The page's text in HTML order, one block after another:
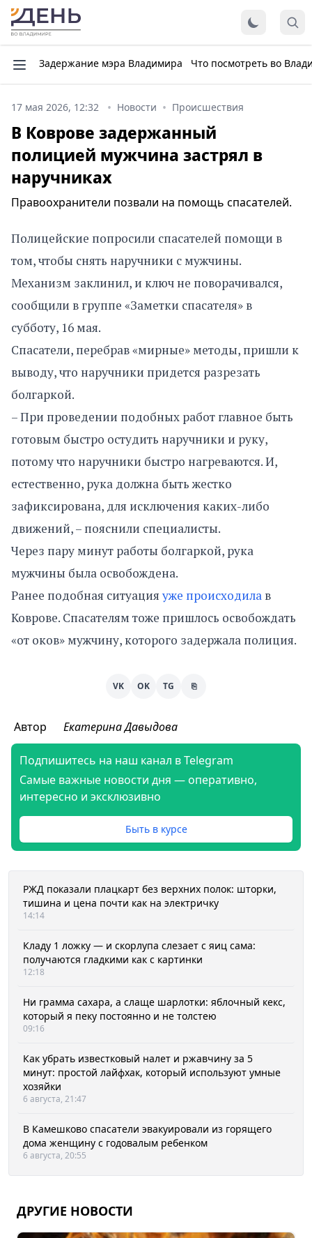
Задержание мэра Владимира Что посмотреть во
17 мая 2026, 12:32 Новости Происшествия
В Коврове задержанный
полицией мужчина застрял в
наручниках
Правоохранители позвали на помощь спасателей.
Полицейские попросили спасателей помощи в
том, чтобы снять наручники с мужчины.
Механизм заклинил, и ключ не поворачивался,
сообщили в группе «Заметки спасателя» в
субботу, 16 мая.
Спасатели, перебрав «мирные» методы, пришли к
выводу, что наручники придется разрезать
болгаркой.
– При проведении подобных работ главное быть
готовым быстро остудить наручники и руку,
потому что наручники быстро нагреваются. И,
естественно, рука должна быть жестко
зафиксирована, для исключения каких-либо
движений, – пояснили специалисты.
Через пару минут работы болгаркой, рука
мужчины была освобождена.
Ранее подобная ситуация уже происходила в
Коврове. Спасателям тоже пришлось освобождать
«от оков» мужчину, которого задержала полиция.
VK OK TG ⎘
Автор Екатерина Давыдова
Подпишитесь на наш канал в Telegram
Самые важные новости дня — оперативно,
интересно и эксклюзивно
Быть в курсе
РЖД показали плацкарт без верхних полок: шторки,
тишина и цена почти как на электричку
14:14
Кладу 1 ложку — и скорлупа слезает с яиц сама:
получаются гладкими как с картинки
12:18
Ни грамма сахара, а слаще шарлотки: яблочный кекс,
который я пеку постоянно и не толстею
09:16
Как убрать известковый налет и ржавчину за 5
минут: простой лайфхак, который используют умные
хозяйки
6 августа, 21:47
В Камешково спасатели эвакуировали из горящего
дома женщину с годовалым ребенком
6 августа, 20:55
ДРУГИЕ НОВОСТИ